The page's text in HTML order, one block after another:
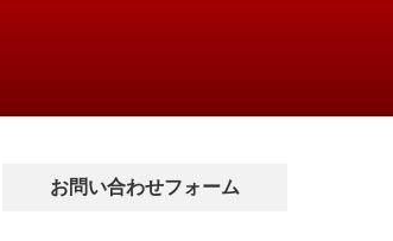
お問い合わせフォーム